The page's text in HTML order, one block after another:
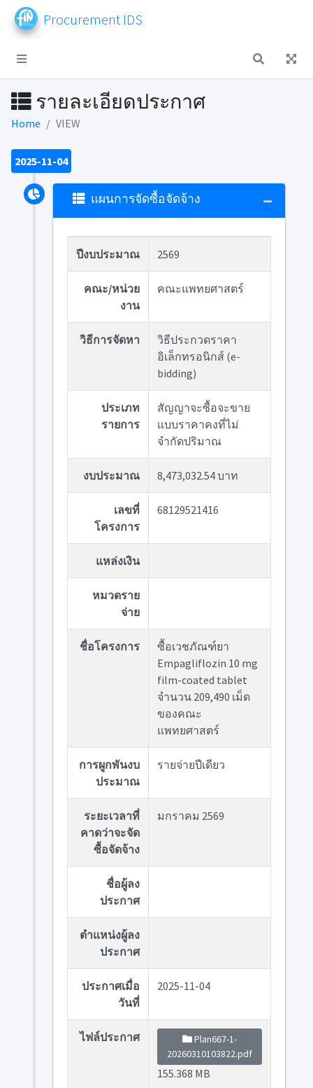
Procurement IDS
รายละเอียดประกาศ
Home VIEW
2025-11-04
แผนการจัดซื้อจัดจ้าง
ปีงบประมาณ 2569
คณะ/หน่วย
งาน
คณะแพทยศาสตร์
วิธีการจัดหา
วิธีประกวดราคา
อิเล็กทรอนิกส์ (e-
bidding)
ประเภท
รายการ
สัญญาจะซื้อจะขาย
แบบราคาคงที่ไม่
จำกัดปริมาณ
งบประมาณ 8,473,032.54 บาท
เลขที่
โครงการ
68129521416
แหล่งเงิน
หมวดราย
จ่าย
ชื่อโครงการ
ซื้อเวชภัณฑ์ยา
Empagliflozin 10 mg
film-coated tablet
จำนวน 209,490 เม็ด
ของคณะ
แพทยศาสตร์
การผูกพันงบ
ประมาณ
รายจ่ายปีเดียว
ระยะเวลาที่
คาดว่าจะจัด
ซื้อจัดจ้าง
มกราคม 2569
ชื่อผู้ลง
ประกาศ
ตำแหน่งผู้ลง
ประกาศ
ประกาศเมื่อ
วันที่
2025-11-04
ไฟล์ประกาศ
Plan667-1-
20260310103822.pdf
155.368 MB